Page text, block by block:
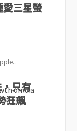
三星螢
只有
狂飆